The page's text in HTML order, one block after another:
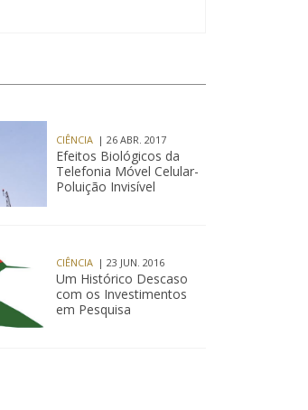
CIÊNCIA | 26 ABR. 2017
Efeitos Biológicos da
Telefonia Móvel Celular-
Poluição Invisível
CIÊNCIA | 23 JUN. 2016
Um Histórico Descaso
com os Investimentos
em Pesquisa